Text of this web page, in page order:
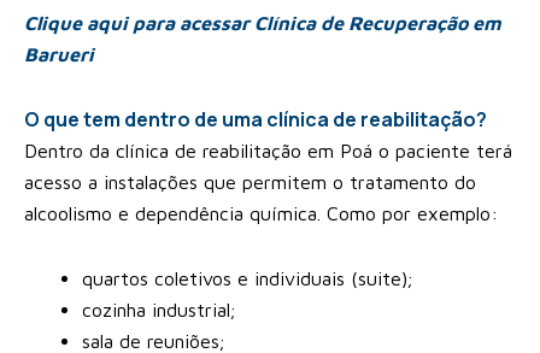
Clique aqui para acessar Clínica de Recuperação em
Barueri
O que tem dentro de uma clínica de reabilitação?
Dentro da clínica de reabilitação em Poá o paciente terá
acesso a instalações que permitem o tratamento do
alcoolismo e dependência química. Como por exemplo:
quartos coletivos e individuais (suite);
cozinha industrial;
sala de reuniões;